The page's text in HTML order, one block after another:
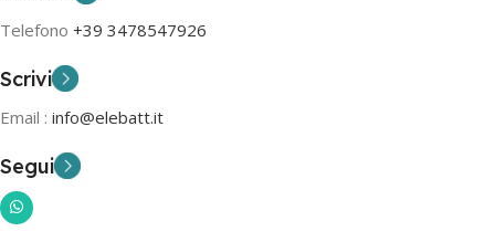
Telefono +39 3478547926
Scrivi
Email : info@elebatt.it
Segui